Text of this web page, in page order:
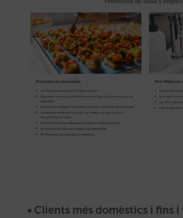
• Clients més domèstics i fins